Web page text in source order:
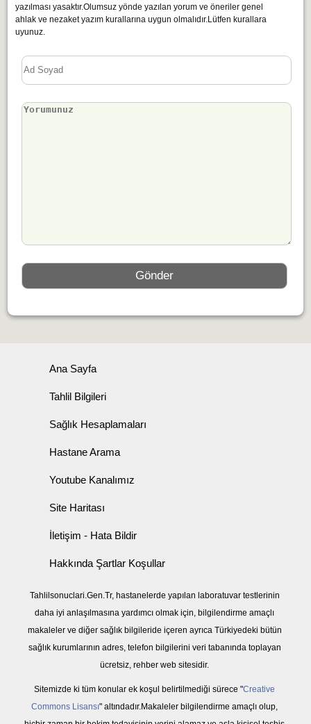
yazılması yasaktır.Olumsuz yönde yazılan yorum ve öneriler genel
ahlak ve nezaket yazım kurallarına uygun olmalıdır.Lütfen kurallara
uyunuz.
Ana Sayfa
Tahlil Bilgileri
Sağlık Hesaplamaları
Hastane Arama
Youtube Kanalımız
Site Haritası
İletişim - Hata Bildir
Hakkında Şartlar Koşullar
Tahlilsonuclari.Gen.Tr, hastanelerde yapılan laboratuvar testlerinin
daha iyi anlaşılmasına yardımcı olmak için, bilgilendirme amaçlı
makaleler ve diğer sağlık bilgileride içeren ayrıca Türkiyedeki bütün
sağlık kurumlarının adres, telefon bilgilerini veri tabanında toplayan
ücretsiz, rehber web sitesidir.
Sitemizde ki tüm konular ek koşul belirtilmediği sürece "Creative
Commons Lisansı" altındadır.Makaleler bilgilendirme amaçlı olup,